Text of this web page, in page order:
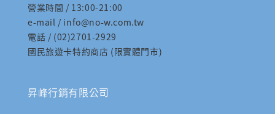
營業時間 / 13:00-21:00
e-mail / info@no-w.com.tw
電話 / (02)2701-2929
國民旅遊卡特約商店 (限實體門市)
昇峰行銷有限公司